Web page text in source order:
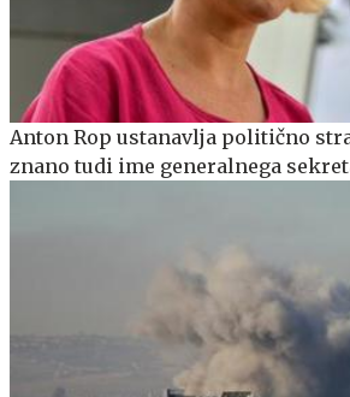
Anton Rop ustanavlja politično
znano tudi ime generalnega